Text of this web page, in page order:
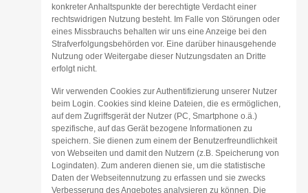
konkreter Anhaltspunkte der berechtigte Verdacht einer
rechtswidrigen Nutzung besteht. Im Falle von Störungen oder
eines Missbrauchs behalten wir uns eine Anzeige bei den
Strafverfolgungsbehörden vor. Eine darüber hinausgehende
Nutzung oder Weitergabe dieser Nutzungsdaten an Dritte
erfolgt nicht.
Wir verwenden Cookies zur Authentifizierung unserer Nutzer
beim Login. Cookies sind kleine Dateien, die es ermöglichen,
auf dem Zugriffsgerät der Nutzer (PC, Smartphone o.ä.)
spezifische, auf das Gerät bezogene Informationen zu
speichern. Sie dienen zum einem der Benutzerfreundlichkeit
von Webseiten und damit den Nutzern (z.B. Speicherung von
Logindaten). Zum anderen dienen sie, um die statistische
Daten der Webseitennutzung zu erfassen und sie zwecks
Verbesserung des Angebotes analysieren zu können. Die